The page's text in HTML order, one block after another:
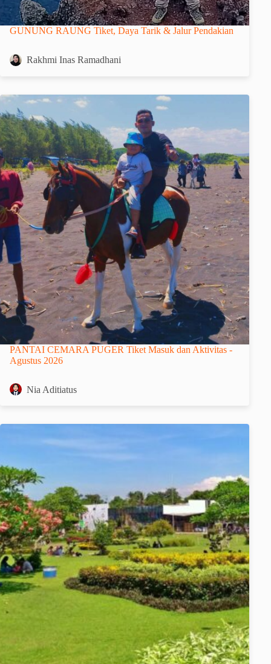
GUNUNG RAUNG Tiket, Daya Tarik & Jalur Pendakian
Rakhmi Inas Ramadhani
PANTAI CEMARA PUGER Tiket Masuk dan Aktivitas -
Agustus 2026
Nia Aditiatus